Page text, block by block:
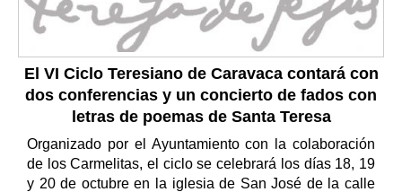
El VI Ciclo Teresiano de Caravaca contará con
dos conferencias y un concierto de fados con
letras de poemas de Santa Teresa
Organizado por el Ayuntamiento con la colaboración
de los Carmelitas, el ciclo se celebrará los días 18, 19
y 20 de octubre en la iglesia de San José de la calle